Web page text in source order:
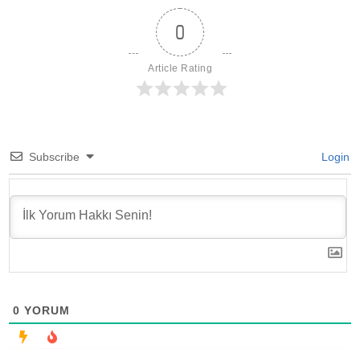
0
Article Rating
Subscribe Login
0 YORUM